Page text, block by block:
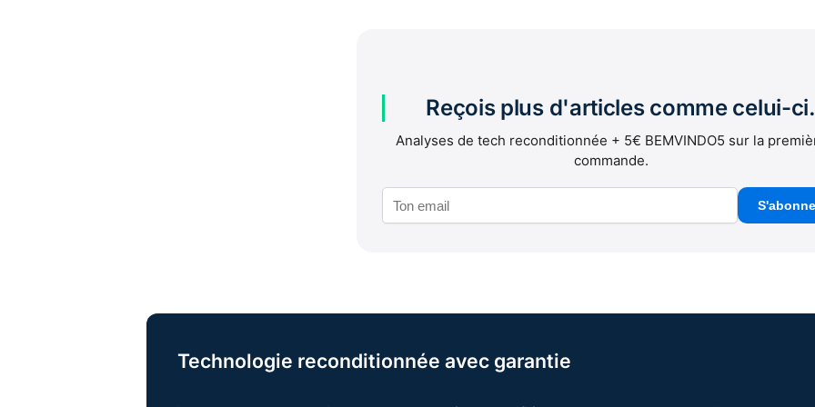
Reçois plus d'articles comme celui-ci.
Analyses de tech reconditionnée + 5€ BEMVINDO5 sur la
commande.
Technologie reconditionnée avec garantie